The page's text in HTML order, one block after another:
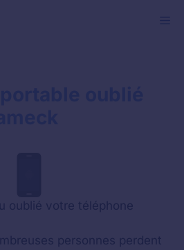
oublié votre téléphone
personnes perdent